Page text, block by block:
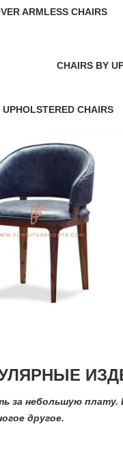
ARMLESS CHAIRS
CHAIRS BY
UPHOLSTERED CHAIRS
за небольшую
другое.